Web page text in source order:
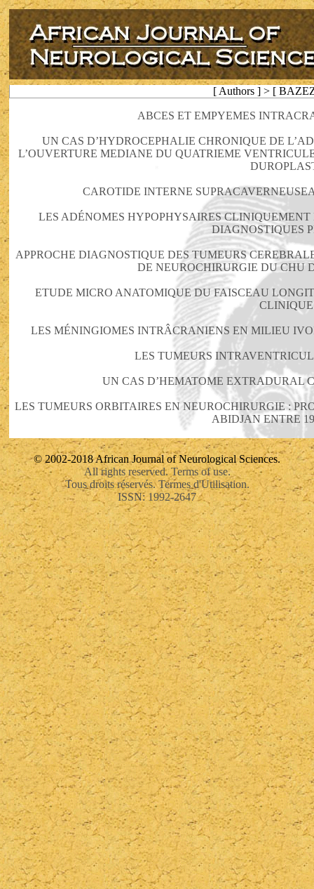
[ Authors ] > [
ABCES ET EMPYEMES
UN CAS D’HYDROCEPHALIE CHRONIQUE DE
L’OUVERTURE MEDIANE DU QUATRIEME
CAROTIDE INTERNE
LES ADÉNOMES HYPOPHYSAIRES
DIAGNOSTIQUES
APPROCHE DIAGNOSTIQUE DES TUMEURS
DE NEUROCHIRURGIE DU CHU
ETUDE MICRO ANATOMIQUE DU FAISCEAU
LES MÉNINGIOMES INTRÂCRANIENS EN MILIEU
LES TUMEURS
UN CAS D’HEMATOME EXTRADURAL
LES TUMEURS ORBITAIRES EN NEUROCHIRURGIE :
ABIDJAN ENTRE
© 2002-2018 African Journal of Neurological Sciences.
All rights reserved. Terms of use.
Tous droits réservés. Termes d'Utilisation.
ISSN: 1992-2647